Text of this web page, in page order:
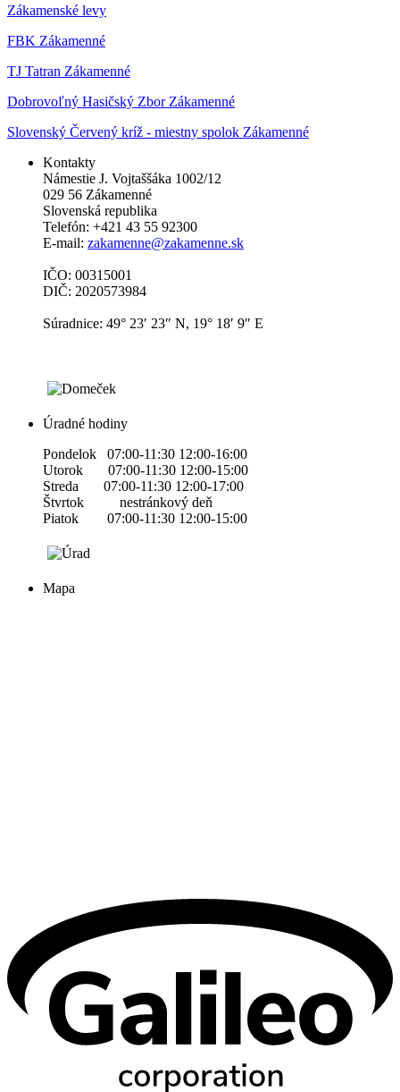
Zákamenské levy
FBK Zákamenné
TJ Tatran Zákamenné
Dobrovoľný Hasičský Zbor Zákamenné
Slovenský Červený kríž - miestny spolok Zákamenné
Kontakty
Námestie J. Vojtaššáka 1002/12
029 56 Zákamenné
Slovenská republika
Telefón: +421 43 55 92300
E-mail: zakamenne@zakamenne.sk
IČO: 00315001
DIČ: 2020573984
Súradnice: 49° 23′ 23″ N, 19° 18′ 9″ E
Úradné hodiny
Pondelok 07:00-11:30 12:00-16:00
Utorok 07:00-11:30 12:00-15:00
Streda 07:00-11:30 12:00-17:00
Štvrtok nestránkový deň
Piatok 07:00-11:30 12:00-15:00
Mapa